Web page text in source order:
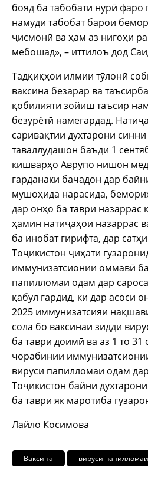
бояд ба табобати нурӣ фаро
намуди табобат барои
ҷисмонӣ ва ҳам аз нигоҳи
мебошад», – иттилоъ дод
Тадқиқҳои илмии тӯлонӣ
ваксина безарар ва
қобилияти зойиш таъсир
безурётӣ намегардад.
саривақтии духтарони
таваллудашон баъди 1
кишварҳо Аврупо нишон
гарданаки бачадон дар
мушоҳида нарасида,
дар онҳо ба таври назаррас
ҳамин натиҷаҳои назаррас
ба инобат гирифта, дар
Тоҷикистон ҷиҳати
иммунизатсионии оммавӣ
папилломаи одам дар
қабул гардид, ки дар асоси
2025 иммунизатсияи
сола бо ваксинаи зидди
ба таври доимӣ ва аз 1 то 31
чорабинии
вируси папилломаи одам
Тоҷикистон байни
ба таври як маротиба
Лайло Косимова
Ваксина вируси